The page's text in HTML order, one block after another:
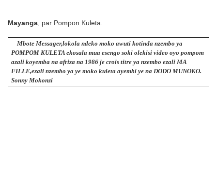
Mayanga , par Pompon Kuleta.
Mbote Messager,lokola ndeko moko awuti kotinda nzembo ya
POMPOM KULETA ekosala mua esengo soki olekisi video oyo pompom
azali koyemba na afriza na 1986 je crois titre ya nzembo ezali MA
FILLE,ezali nzembo ya ye moko kuleta ayembi ye na DODO MUNOKO.
Sonny Mokonzi